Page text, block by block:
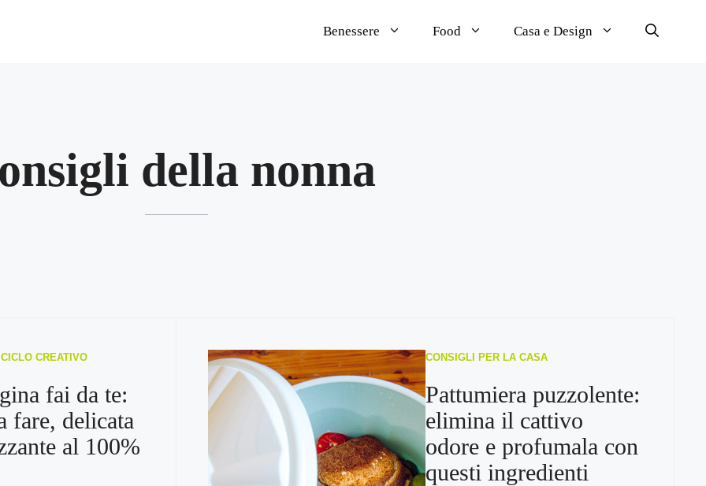
Benessere Food Casa e Design
della nonna
CREATIVO
fai da te:
fare, delicata
al 100%
CONSIGLI PER LA CASA
Pattumiera puzzolente:
elimina il cattivo
odore e profumala con
questi ingredienti